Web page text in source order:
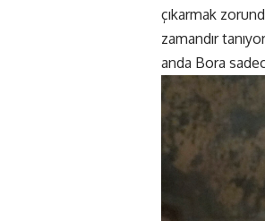
çıkarmak
zamandır
anda Bora